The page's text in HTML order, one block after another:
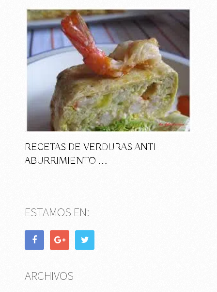
RECETAS DE VERDURAS ANTI
ABURRIMIENTO …
ESTAMOS EN:
ARCHIVOS